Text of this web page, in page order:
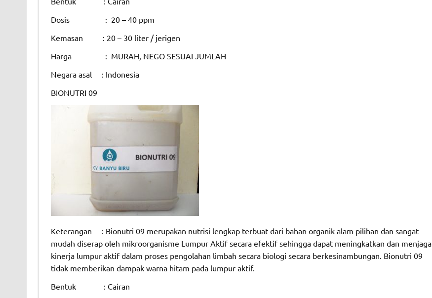
Dosis : 20 – 40 ppm
Kemasan : 20 – 30 liter / jerigen
Harga : MURAH, NEGO SESUAI JUMLAH
Negara asal : Indonesia
BIONUTRI 09
Keterangan : Bionutri 09 merupakan nutrisi lengkap terbuat dari bahan organik alam pilihan dan sangat
mudah diserap oleh mikroorganisme Lumpur Aktif secara efektif sehingga dapat meningkatkan dan menjaga
kinerja lumpur aktif dalam proses pengolahan limbah secara biologi secara berkesinambungan. Bionutri 09
tidak memberikan dampak warna hitam pada lumpur aktif.
Bentuk : Cairan